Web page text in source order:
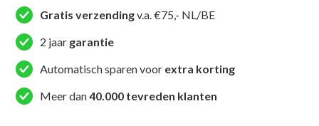
-
aantal
Gratis verzendingv.a. €75,- NL/BE
2 jaar garantie
Automatisch sparen voor extra korting
Meer dan40.000 tevreden klanten